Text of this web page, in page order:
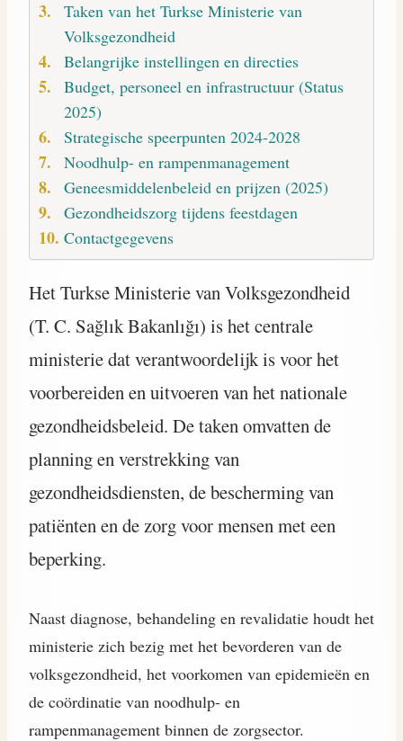
Taken van het Turkse Ministerie van
Volksgezondheid
Belangrijke instellingen en directies
Budget, personeel en infrastructuur (Status
2025)
Strategische speerpunten 2024-2028
Noodhulp- en rampenmanagement
Geneesmiddelenbeleid en prijzen (2025)
Gezondheidszorg tijdens feestdagen
Contactgegevens
Het Turkse Ministerie van Volksgezondheid
(T. C. Sağlık Bakanlığı) is het centrale
ministerie dat verantwoordelijk is voor het
voorbereiden en uitvoeren van het nationale
gezondheidsbeleid. De taken omvatten de
planning en verstrekking van
gezondheidsdiensten, de bescherming van
patiënten en de zorg voor mensen met een
beperking.
Naast diagnose, behandeling en revalidatie houdt het
ministerie zich bezig met het bevorderen van de
volksgezondheid, het voorkomen van epidemieën en
de coördinatie van noodhulp- en
rampenmanagement binnen de zorgsector.